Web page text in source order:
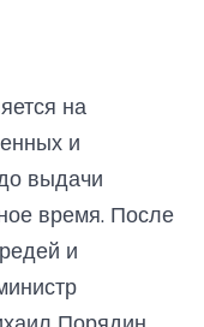
на
и
выдачи
время. После
и